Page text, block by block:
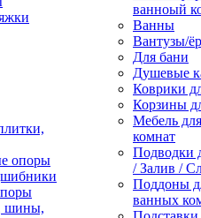
опоры
шины,
ванноый
Ванны
Вантузы/
Для бани
Душевые
Коврики
Корзины
Мебель
комнат
Подводки
/ Залив /
Поддоны
ванных